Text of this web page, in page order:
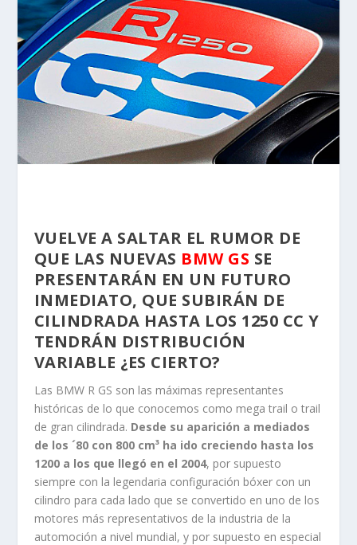
VUELVE A SALTAR EL RUMOR DE
QUE LAS NUEVAS BMW GS SE
PRESENTARÁN EN UN FUTURO
INMEDIATO, QUE SUBIRÁN DE
CILINDRADA HASTA LOS 1250 CC Y
TENDRÁN DISTRIBUCIÓN
VARIABLE ¿ES CIERTO?
Las BMW R GS son las máximas representantes
históricas de lo que conocemos como mega trail o trail
de gran cilindrada. Desde su aparición a mediados
de los ´80 con 800 cm³ ha ido creciendo hasta los
1200 a los que llegó en el 2004, por supuesto
siempre con la legendaria configuración bóxer con un
cilindro para cada lado que se convertido en uno de los
motores más representativos de la industria de la
automoción a nivel mundial, y por supuesto en especial